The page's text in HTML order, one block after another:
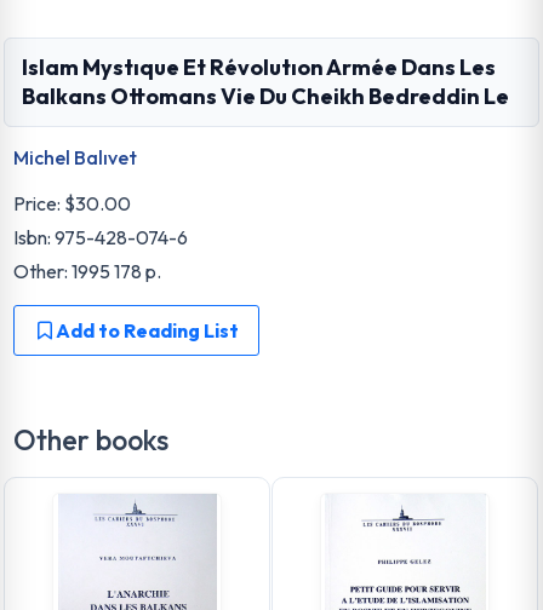
Islam Mystıque Et Révolutıon Armée Dans Les
Balkans Ottomans Vie Du Cheikh Bedreddin Le
Michel Balıvet
Price: $30.00
Isbn: 975-428-074-6
Other: 1995 178 p.
Add to Reading List
Other books